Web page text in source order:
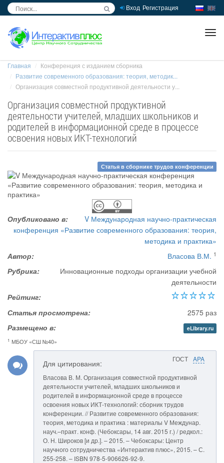
Вход Регистрация
Главная
Конференция с изданием сборника
Развитие современного образования: теория, методик...
Организация совместной продуктивной деятельности у...
Организация совместной продуктивной
деятельности учителей, младших школьников и
родителей в информационной среде в процессе
освоения новых ИКТ-технологий
Статья в сборнике трудов конференции
Опубликовано в:
V Международная научно-практическая
конференция «Развитие современного образования: теория,
методика и практика»
Автор:
Власова В.М. 1
Рубрика:
Инновационные подходы организации учебной
деятельности
Рейтинг:
Статья просмотрена:
2575 раз
Размещено в:
eLibrary.ru
1 МБОУ «СШ №40»
ГОСТ APA
Для цитирования:
Власова В. М. Организация совместной продуктивной
деятельности учителей, младших школьников и
родителей в информационной среде в процессе
освоения новых ИКТ-технологий: сборник трудов
конференции. // Развитие современного образования:
теория, методика и практика : материалы V Междунар.
науч.–практ. конф. (Чебоксары, 14 авг. 2015 г.) / редкол.:
О. Н. Широков [и др.]. – 2015. – Чебоксары: Центр
научного сотрудничества «Интерактив плюс», 2015. – С.
255-258. – ISBN 978-5-906626-92-9.